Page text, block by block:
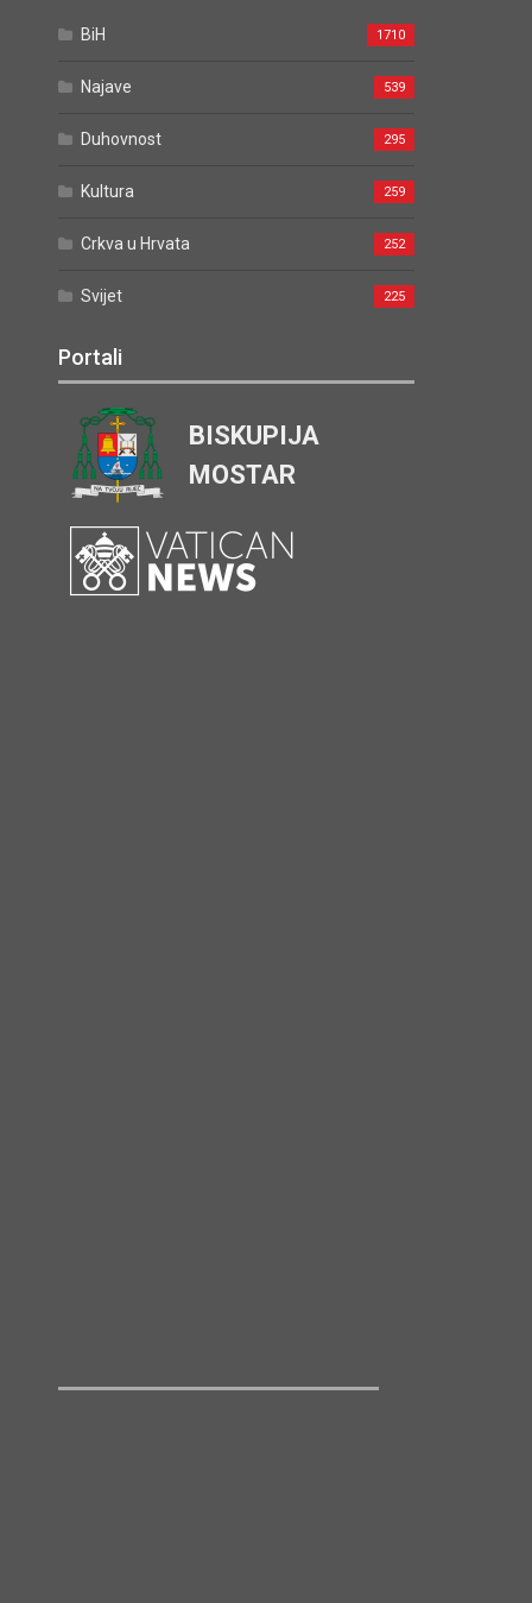
BiH 1710
Najave 539
Duhovnost 295
Kultura 259
Crkva u Hrvata 252
Svijet 225
Portali
BISKUPIJA
MOSTAR